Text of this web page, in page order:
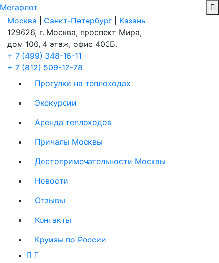
Мегафлот
Москва
Санкт-Петербург
Казань
129626, г. Москва, проспект Мира,
дом 106, 4 этаж, офис 403Б.
+ 7 (499) 348-16-11
+ 7 (812) 509-12-78
Прогулки на теплоходах
Экскурсии
Аренда теплоходов
Причалы Москвы
Достопримечательности Москвы
Новости
Отзывы
Контакты
Круизы по России